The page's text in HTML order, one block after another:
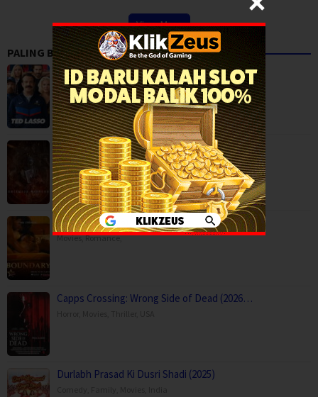
View More
PALING BANYAK DITONTON
Ted Lasso Season 4 (2026)
Comedy,Drama,Serial TV,USA
Backwood Madness (2025)
Fantasy,Horror,Movies,Finland
Boundary (2026)
Movies,Romance,
Capps Crossing: Wrong Side of Dead (2026…
Durlabh Prasad Ki Dusri Shadi (2025)